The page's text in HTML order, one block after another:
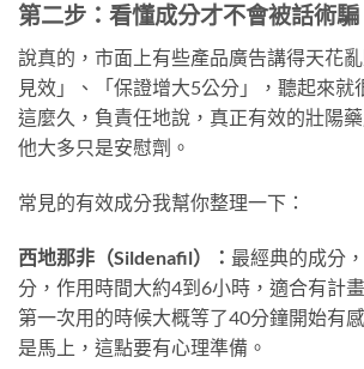
第二步：看懂成分才不會被話術騙
說真的，市面上有些產品廣告講得天花
見效」、「保證增大5公分」，聽起來就
這麼久，負責任地說，真正有效的壯陽
他大多只是安慰劑。
常見的有效成分我幫你整理一下：
西地那非（Sildenafil）： 最經典的成分
分，作用時間大約4到6小時，適合有計
第一次用的時候大概等了40分鐘開始有
是馬上，這點要有心理準備。